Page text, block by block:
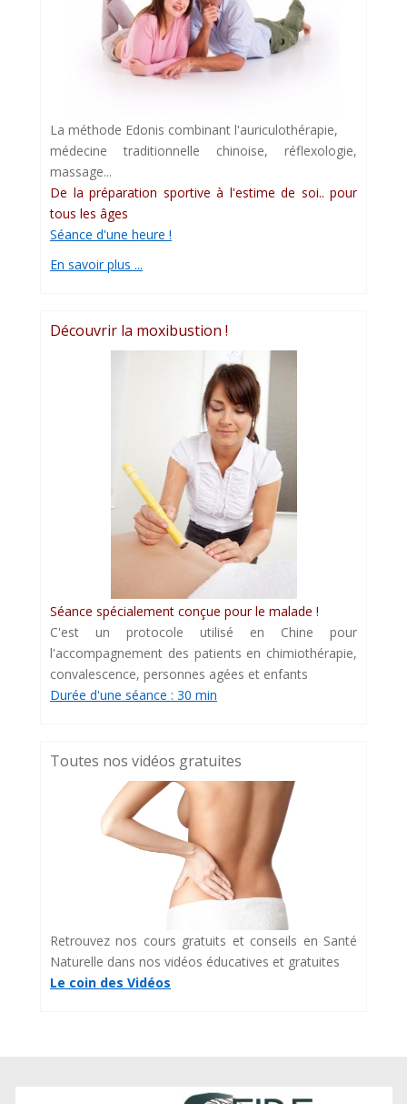
La méthode Edonis combinant l'auriculothérapie,
médecine traditionnelle chinoise, réflexologie,
massage...
De la préparation sportive à l'estime de soi.. pour
tous les âges
Séance d'une heure !
En savoir plus ...
Découvrir la moxibustion !
Séance spécialement conçue pour le malade !
C'est un protocole utilisé en Chine pour
l'accompagnement des patients en chimiothérapie,
convalescence, personnes agées et enfants
Durée d'une séance : 30 min
Toutes nos vidéos gratuites
Retrouvez nos cours gratuits et conseils en Santé
Naturelle dans nos vidéos éducatives et gratuites
Le coin des Vidéos